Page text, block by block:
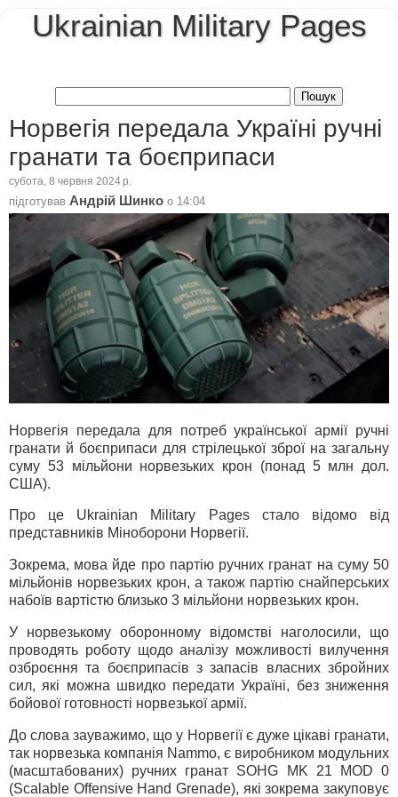
Ukrainian Military Pages
Норвегія передала Україні ручні
гранати та боєприпаси
субота, 8 червня 2024 р.
підготував Андрій Шинко о 14:04
Норвегія передала для потреб української армії ручні
гранати й боєприпаси для стрілецької зброї на загальну
суму 53 мільйони норвезьких крон (понад 5 млн дол.
США).
Про це Ukrainian Military Pages стало відомо від
представників Міноборони Норвегії.
Зокрема, мова йде про партію ручних гранат на суму 50
мільйонів норвезьких крон, а також партію снайперських
набоїв вартістю близько 3 мільйони норвезьких крон.
У норвезькому оборонному відомстві наголосили, що
проводять роботу щодо аналізу можливості вилучення
озброєння та боєприпасів з запасів власних збройних
сил, які можна швидко передати Україні, без зниження
бойової готовності норвезької армії.
До слова зауважимо, що у Норвегії є дуже цікаві гранати,
так норвезька компанія Nammo, є виробником модульних
(масштабованих) ручних гранат SOHG MK 21 MOD 0
(Scalable Offensive Hand Grenade), які зокрема закуповує